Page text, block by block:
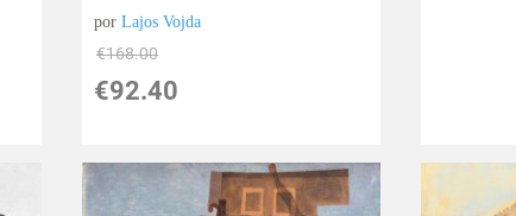
porLajos Vojda
€168.00
€92.40